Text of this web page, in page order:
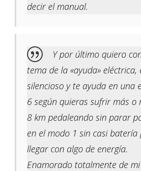
decir el manual.
Y por último quiero
tema de la «ayuda»
silencioso y te ayuda en una
6 según quieras sufrir más o
8 km pedaleando sin parar
en el modo 1 sin casi
llegar con algo de energía.
Enamorado totalmente de